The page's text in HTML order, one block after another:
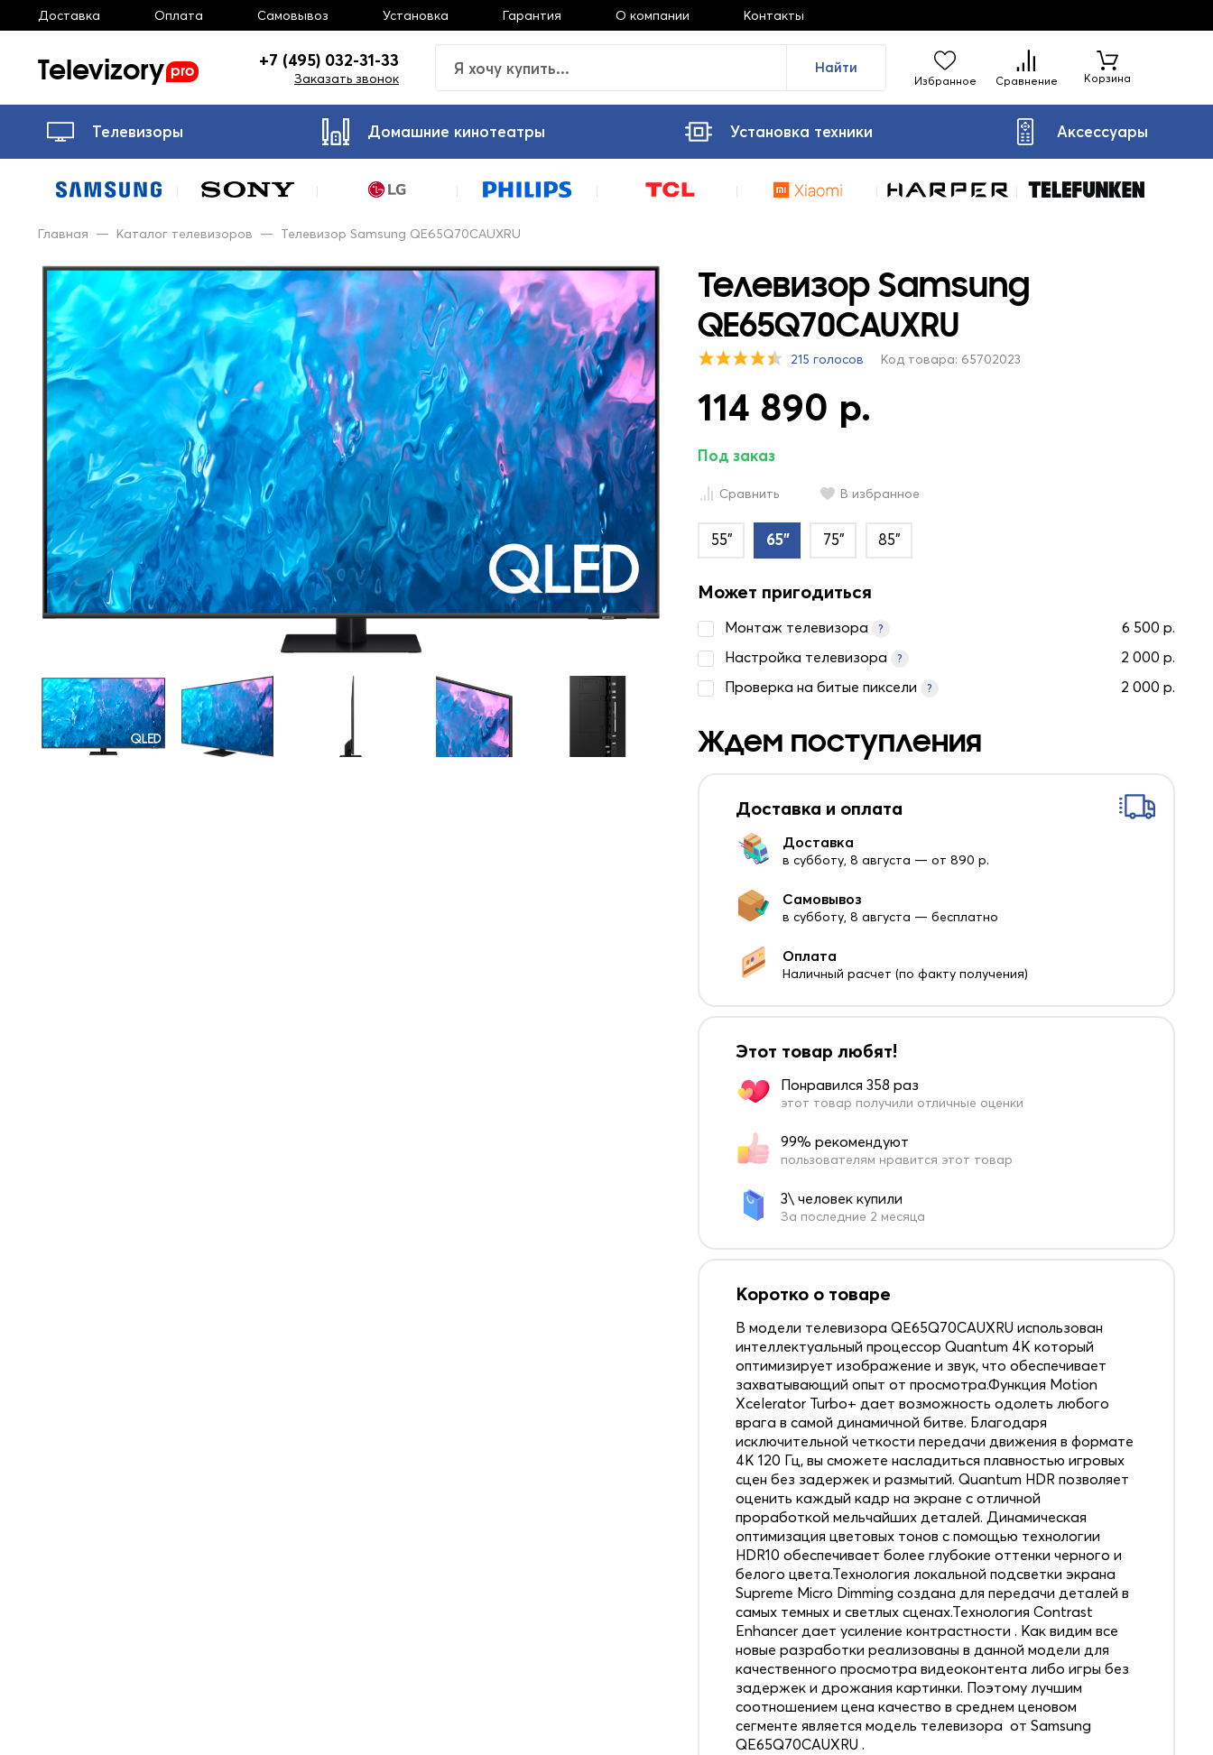
Доставка Оплата Самовывоз Установка Гарантия О компании Контакты
Televizory pro +7 (495) 032-31-33
Заказать звонок
Найти
Избранное Сравнение Корзина
Телевизоры Домашние кинотеатры Установка техники Аксессуары
Главная — Каталог телевизоров — Телевизор Samsung QE65Q70CAUXRU
Телевизор Samsung
QE65Q70CAUXRU
215 голосов Код товара: 65702023
114 890 р.
Под заказ
Сравнить В избранное
55" 65" 75" 85"
Может пригодиться
Монтаж телевизора ?
6 500 р.
Настройка телевизора
?
2 000 р.
Проверка на битые пиксели
? 2 000 р.
Ждем поступления
Доставка и оплата
Доставка
в субботу, 8 августа — от 890 р.
Самовывоз
в субботу, 8 августа — бесплатно
Оплата
Наличный расчет (по факту получения)
Этот товар любят!
Понравился 358 раз
этот товар получили отличные оценки
99% рекомендуют
пользователям нравится этот товар
3\ человек купили
За последние 2 месяца
Коротко о товаре
В модели телевизора QE65Q70CAUXRU использован
интеллектуальный процессор Quantum 4K который
оптимизирует изображение и звук, что обеспечивает
захватывающий опыт от просмотра.Функция Motion
Xcelerator Turbo+ дает возможность одолеть любого
врага в самой динамичной битве. Благодаря
исключительной четкости передачи движения в формате
4K 120 Гц, вы сможете насладиться плавностью игровых
сцен без задержек и размытий. Quantum HDR позволяет
оценить каждый кадр на экране с отличной
проработкой мельчайших деталей. Динамическая
оптимизация цветовых тонов с помощью технологии
HDR10 обеспечивает более глубокие оттенки черного и
белого цвета.Технология локальной подсветки экрана
Supreme Micro Dimming создана для передачи деталей в
самых темных и светлых сценах.Технология Contrast
Enhancer дает усиление контрастности . Как видим все
новые разработки реализованы в данной модели для
качественного просмотра видеоконтента либо игры без
задержек и дрожания картинки. Поэтому лучшим
соотношением цена качество в среднем ценовом
сегменте является модель телевизора от Samsung
QE65Q70CAUXRU .